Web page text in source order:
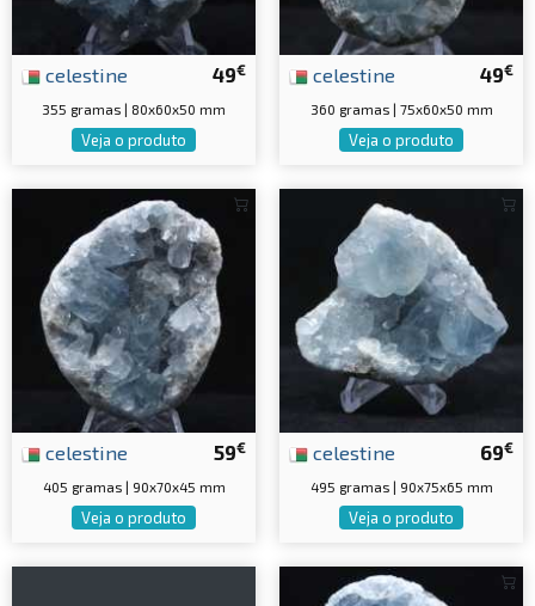
49€
celestine
355 gramas | 80x60x50 mm
Veja o produto
49€
celestine
360 gramas | 75x60x50 mm
Veja o produto
59€
celestine
405 gramas | 90x70x45 mm
Veja o produto
69€
celestine
495 gramas | 90x75x65 mm
Veja o produto